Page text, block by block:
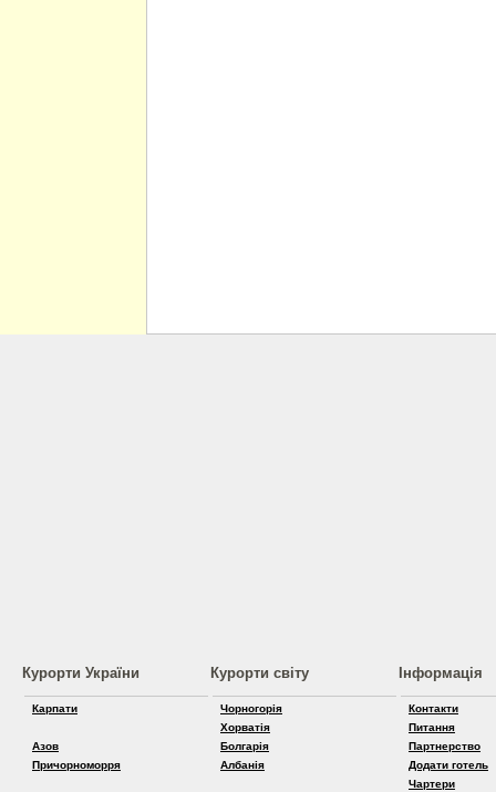
Курорти України
Карпати
Азов
Причорноморря
Курорти світу
Чорногорія
Хорватія
Болгарія
Албанія
Інформація
Контакти
Питання
Партнерство
Додати готель
Чартери